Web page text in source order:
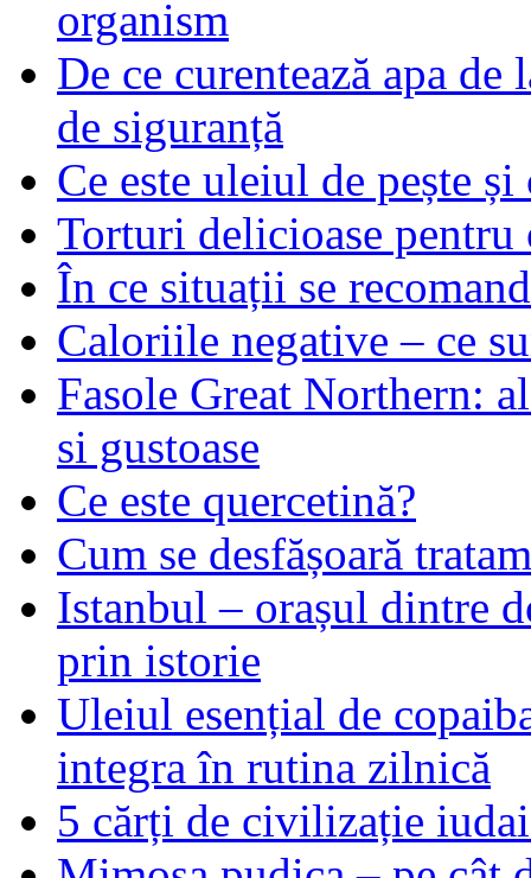
organism
De ce curentează apa
de siguranță
Ce este uleiul de pește
Torturi delicioase pentru
În ce situații se
Caloriile negative – ce
Fasole Great Northern:
si gustoase
Ce este quercetină?
Cum se desfășoară
Istanbul – orașul dintre
prin istorie
Uleiul esențial de
integra în rutina zilnică
5 cărți de civilizație